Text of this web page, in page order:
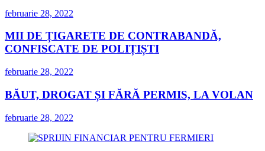
februarie 28, 2022
MII DE ȚIGARETE DE CONTRABANDĂ,
CONFISCATE DE POLIȚIȘTI
februarie 28, 2022
BĂUT, DROGAT ȘI FĂRĂ PERMIS, LA VOLAN
februarie 28, 2022